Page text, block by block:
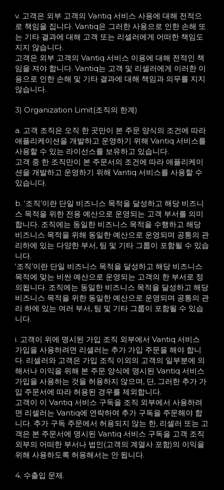
v. 고객은 외부 고객의 Vantiq 서비스 사용에 대해 전적으
로 책임을 집니다. Vantiq은 그러한 사용으로 인한 손해 또
는 기타 결과에 대해 고객 또는 리셀러에게 어떠한 책임도
지지 않습니다.
고객은 외부 고객의 Vantiq 서비스 이용에 대해 전적인 책
임을 져야 합니다. Vantiq는 고객 및 리셀러에게 이러한 이
용으로 인한 손해 및 기타 결과에 대해 책임과 의무를 지지
않습니다.
3) Organization Limit(조직의 한계)
a. 고객 조직은 오직 한 곳만이 본 주문 양식의 조건에 따라
애플리케이션을 개발하고 운영하기 위해 Vantiq 서비스를
사용할 수 있는 라이선스를 보유하고 있습니다.
고객 중 한 조직만이 본 주문서의 조건에 따라 애플리케이
션을 개발하고 운영하기 위해 Vantiq 서비스를 사용할 수
있습니다.
b. ‘조직’이란 단일 비즈니스 목적을 달성하고 해당 비즈니
스 목적을 위한 전용 예산으로 운영되는 고객 부서를 의미
합니다. 조직에는 동일한 비즈니스 목적을 수행하고 해당
비즈니스 목적을 위해 동일한 예산으로 운영되며 공통의 관
리하에 있는 다양한 부서, 팀 및 기타 그룹이 포함될 수 있습
니다.
‘조직’이란 단일 비즈니스 목적을 달성하고 해당 비즈니스
목적에 맞는 비싼 예산으로 운영되는 고객의 한 부서로 정
의됩니다. 조직에는 동일한 비즈니스 목적을 달성하고 해당
비즈니스 목적을 위한 동일한 예산으로 운영되며 공통의 관
리 하에 있는 여러 부서, 팀 및 기타 그룹이 포함될 수 있습
니다.
i. 고객이 위에 명시된 가입 조직 외부에서 Vantiq 서비스
가입을 사용하려면 리셀러는 추가 가입 주문을 해야 합니
다. 리셀러와 고객은 가입 조직 이외의 고객의 일부분에 의
해서나 이익을 위해 본 주문 양식에 명시된 Vantiq 서비스
가입을 사용하는 것을 허용하지 않으며, 단, 그러한 추가 가
입 주문서에 따라 허용된 경우를 제외합니다.
고객이 이 Vantiq 서비스 구독을 조직 외부에서 사용하려
면 리셀러는 Vantiq에 연락하여 추가 구독을 주문해야 합
니다. 추가 구독 주문에서 허용되지 않는 한, 리셀러 또는 고
객은 본 주문서에 명시된 Vantiq 서비스 구독을 고객 조직
외부의 어떠한 부서나 법인(고객의 계열사 포함)의 이익을
위해 사용하도록 허용해서는 안 됩니다.
4. 수출입 문제.